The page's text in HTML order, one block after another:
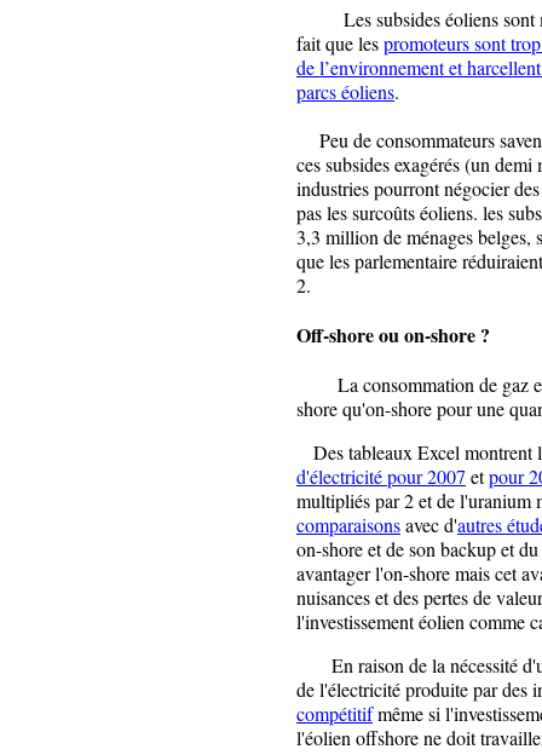
Les subsides éoliens sont
fait que lespromoteurs sont
de l’environnement et
parcs éoliens.
Peu de consommateurs
ces subsides exagérés (un
industries pourront négocier
pas les surcoûts éoliens. les
3,3 million de ménages belges,
que les parlementaire
2.
Off-shore ou on-shore ?
La consommation de gaz
shore qu'on-shore pour une
Destableaux Excel montrent
d'électricité pour 2007 etpour
multipliés par 2 et de l'uranium
comparaisonsavec d'autres
on-shore et de son backup et
avantager l'on-shore mais cet
nuisances et des pertes de
l'investissement éolien comme
En raison de la nécessité
de l'électricité produite par des
compétitifmême si
l'éolien offshore ne doit